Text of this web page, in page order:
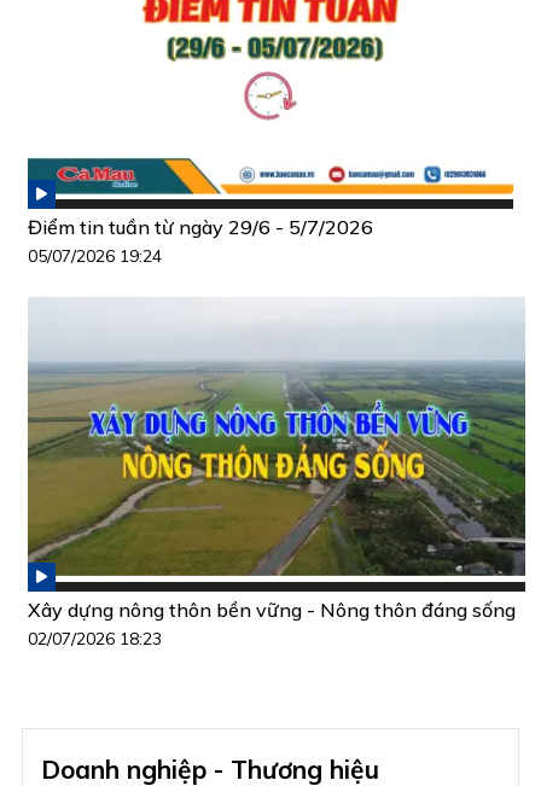
Điểm tin tuần từ ngày 29/6 - 5/7/2026
05/07/2026 19:24
Xây dựng nông thôn bền vững - Nông thôn đáng sống
02/07/2026 18:23
Doanh nghiệp - Thương hiệu